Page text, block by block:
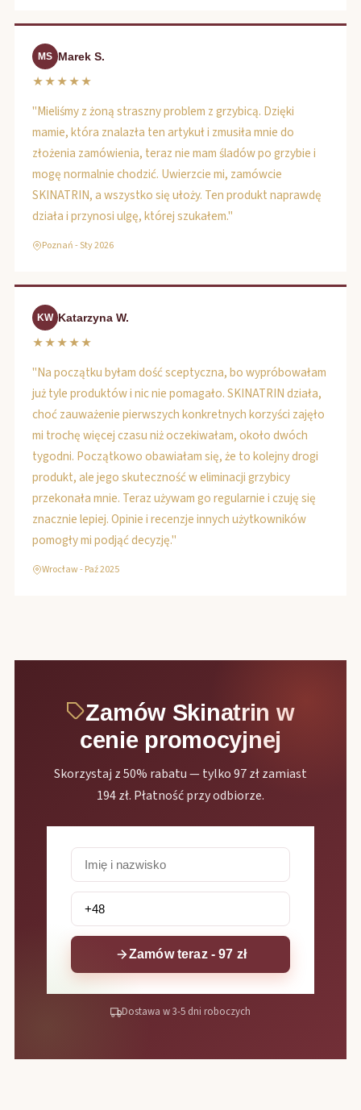
MS Marek S.
★★★★★
"Mieliśmy z żoną straszny problem z grzybicą. Dzięki
mamie, która znalazła ten artykuł i zmusiła mnie do
złożenia zamówienia, teraz nie mam śladów po grzybie i
mogę normalnie chodzić. Uwierzcie mi, zamówcie
SKINATRIN, a wszystko się ułoży. Ten produkt naprawdę
działa i przynosi ulgę, której szukałem."
Poznań - Sty 2026
KW Katarzyna W.
★★★★★
"Na początku byłam dość sceptyczna, bo wypróbowałam
już tyle produktów i nic nie pomagało. SKINATRIN działa,
choć zauważenie pierwszych konkretnych korzyści zajęło
mi trochę więcej czasu niż oczekiwałam, około dwóch
tygodni. Początkowo obawiałam się, że to kolejny drogi
produkt, ale jego skuteczność w eliminacji grzybicy
przekonała mnie. Teraz używam go regularnie i czuję się
znacznie lepiej. Opinie i recenzje innych użytkowników
pomogły mi podjąć decyzję."
Wrocław - Paź 2025
Zamów Skinatrin w
cenie promocyjnej
Skorzystaj z 50% rabatu — tylko 97 zł zamiast
194 zł. Płatność przy odbiorze.
Zamów teraz - 97 zł
Dostawa w 3-5 dni roboczych